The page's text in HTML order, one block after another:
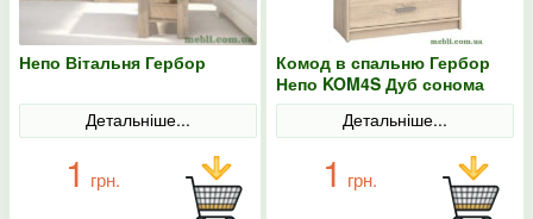
Непо Вітальня Гербор
Детальніше...
1 грн.
Комод в спальню Гербор
Непо KOM4S Дуб сонома
Детальніше...
1 грн.